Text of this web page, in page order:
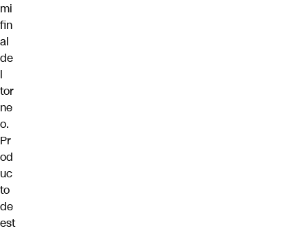
mi
fin
al
de
l
tor
ne
o.
Pr
od
uc
to
de
est